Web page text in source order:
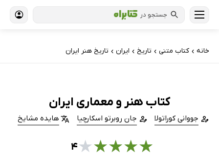
جستجو در
خانه › کتاب‌ متنی › تاریخ › ایران › تاریخ هنر ایران
کتاب هنر و معماری ایران
جووانی کوراتولا جان روبرتو اسکارچیا هایده مشایخ
★
★
★
★
★۴